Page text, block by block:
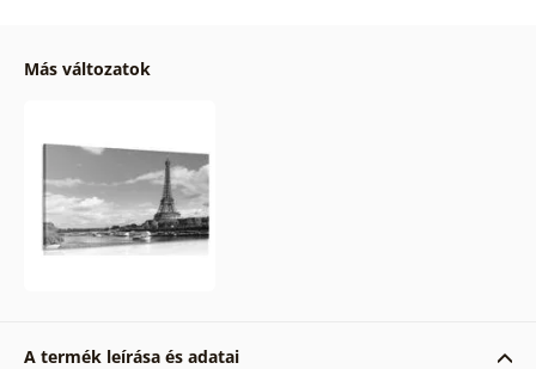
Más változatok
A termék leírása és adatai